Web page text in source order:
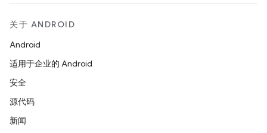
关于 ANDROID
Android
适用于企业的 Android
安全
源代码
新闻